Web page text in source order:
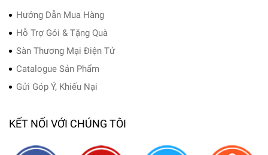
Hướng Dẫn Mua Hàng
Hỗ Trợ Gói & Tặng Quà
Sàn Thương Mại Điện Tử
Catalogue Sản Phẩm
Gửi Góp Ý, Khiếu Nại
KẾT NỐI VỚI CHÚNG TÔI